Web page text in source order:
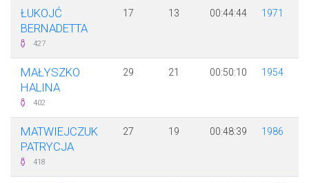
ŁUKOJĆ
BERNADETTA
427
17 13 00:44:44 1971
MAŁYSZKO
HALINA
402
29 21 00:50:10 1954
MATWIEJCZUK
PATRYCJA
418
27 19 00:48:39 1986